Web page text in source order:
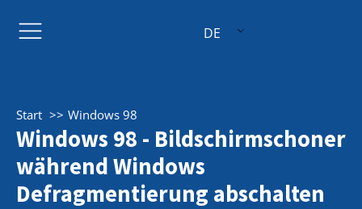
DE
Start Windows 98
Windows 98 - Bildschirmschoner
während Windows
Defragmentierung abschalten